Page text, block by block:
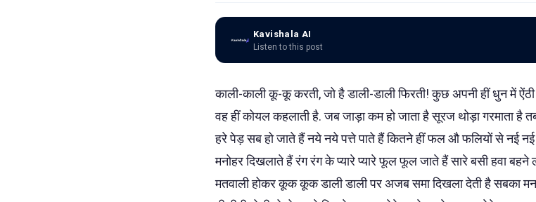
Kavishala AI
Listen to this post
काली-काली कू-कू करती, जो है डाली-डाली फिरती! कुछ अपनी हीं धुन में ऐंठी
वह हीं कोयल कहलाती है. जब जाड़ा कम हो जाता है सूरज थोड़ा गरमाता है
हरे पेड़ सब हो जाते हैं नये नये पत्ते पाते हैं कितने हीं फल औ फलियों से नई
मनोहर दिखलाते हैं रंग रंग के प्यारे प्यारे फूल फूल जाते हैं सारे बसी हवा
मतवाली होकर कूक कूक डाली डाली पर अजब समा दिखला देती है सबका